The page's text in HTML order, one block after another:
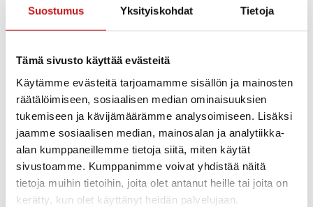
Suostumus Yksityiskohdat Tietoja
Tämä sivusto käyttää evästeitä
Käytämme evästeitä tarjoamamme sisällön ja mainosten
räätälöimiseen, sosiaalisen median ominaisuuksien
tukemiseen ja kävijämäärämme analysoimiseen. Lisäksi
jaamme sosiaalisen median, mainosalan ja analytiikka-
alan kumppaneillemme tietoja siitä, miten käytät
sivustoamme. Kumppanimme voivat yhdistää näitä
tietoja muihin tietoihin, joita olet antanut heille tai joita on
kerätty, kun olet käyttänyt heidän palvelujaan.
Lisää kalenteriin
TIEDOT
Päivämäärä:
pe 20.5.2022
Aika:
17:00 - 19:00
Hinta:
JÄRJESTÄJÄ
Rautalammin lukio